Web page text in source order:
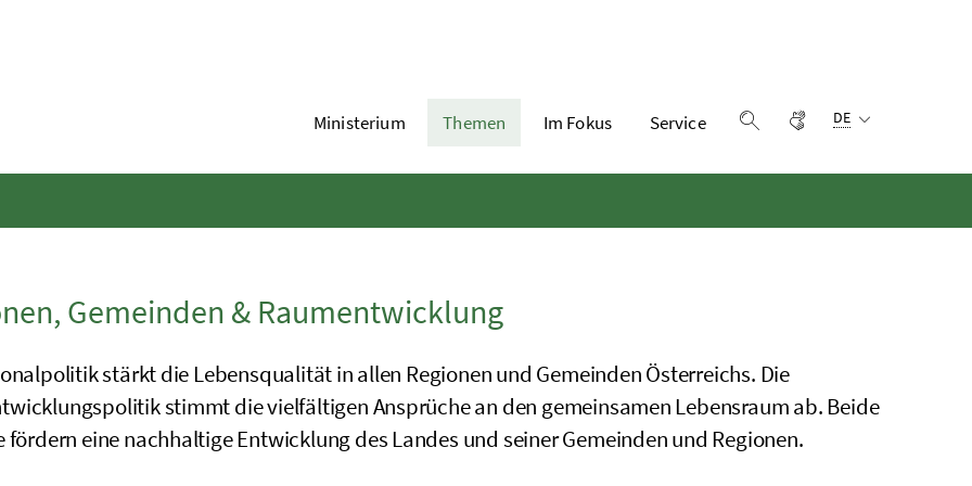
Ministerium Themen Im Fokus
Service
Gebärdensprache
DE
Gemeinden & Raumentwicklung
stärkt die Lebensqualität in allen Regionen und Gemeinden Österreichs. Die
stimmt die vielfältigen Ansprüche an den gemeinsamen Lebensraum ab. Beide
fördern eine nachhaltige Entwicklung des Landes und seiner Gemeinden und Regionen.